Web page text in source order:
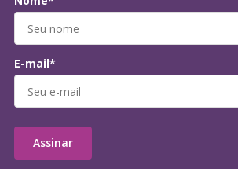
E-mail*
Assinar